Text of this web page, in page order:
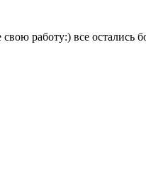
работу:) все остались